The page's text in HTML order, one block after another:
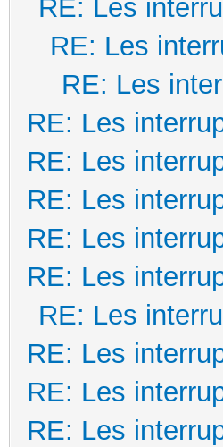
RE: Les
RE: Les
RE: Les
RE: Les
RE: Les
RE: Les
RE: Les
RE: Les
RE: Les
RE: Les
RE: Les
RE: Les